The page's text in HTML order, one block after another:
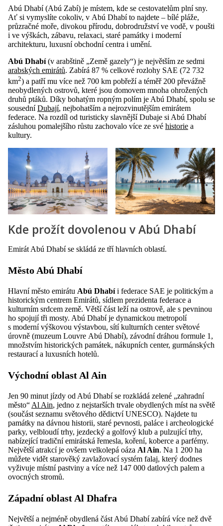
Abú Dhabí (Abú Zabí) je místem, kde se cestovatelům plní sny.
Ať si vymyslíte cokoliv, v Abú Dhabí to najdete – bílé pláže,
průzračné moře, divokou přírodu, dobrodružství ve vodě, v poušti
i ve výškách, zábavu, relaxaci, staré památky i moderní
architekturu, luxusní obchodní centra i umění.
Abú Dhabí(v arabštině „Země gazely“) je největším ze sedmi
arabských emirátů. Zabírá 87 % celkové rozlohy SAE (72 732
km2) a patří mu více než 700 km pobřeží a téměř 200 převážně
neobydlených ostrovů, které jsou domovem mnoha ohrožených
druhů ptáků. Díky bohatým ropným polím je Abú Dhabí, spolu se
sousedníDubají, nejbohatším a nejrozvinutějším emirátem
federace. Na rozdíl od turisticky slavnější Dubaje si Abú Dhabí
zásluhou pomalejšího růstu zachovalo více ze své historie a
kultury.
Kde prožít dovolenou v Abú Dhabí
Emirát Abú Dhabí se skládá ze tří hlavních oblastí.
Město Abú Dhabí
Hlavní město emirátu Abú Dhabíi federace SAE je politickým a
historickým centrem Emirátů, sídlem prezidenta federace a
kulturním srdcem země. Větší část leží na ostrově, ale s pevninou
ho spojují tři mosty. Abú Dhabí je dynamickou metropolí
s moderní výškovou výstavbou, sítí kulturních center světové
úrovně (muzeum Louvre Abú Dhabí), závodní dráhou formule 1,
množstvím historických památek, nákupních center, gurmánských
restaurací a luxusních hotelů.
Východní oblast Al Ain
Jen 90 minut jízdy od Abú Dhabí se rozkládá zelené „zahradní
město“ Al Ain, jedno z nejstarších trvale obydlených míst na světě
(součást seznamu světového dědictví UNESCO). Najdete tu
památky na dávnou historii, staré pevnosti, paláce i archeologické
parky, velbloudí trhy, jezdecký a golfový klub a pulzující trhy,
nabízející tradiční emirátská řemesla, koření, koberce a parfémy.
Největší atrakcí je ovšem velkolepá oáza Al Ain. Na 1 200 ha
můžete vidět starověký zavlažovací systém falaj, který dodnes
vyživuje místní pastviny a více než 147 000 datlových palem a
ovocných stromů.
Západní oblast Al Dhafra
Největší a nejméně obydlená část Abú Dhabí zabírá více než dvě